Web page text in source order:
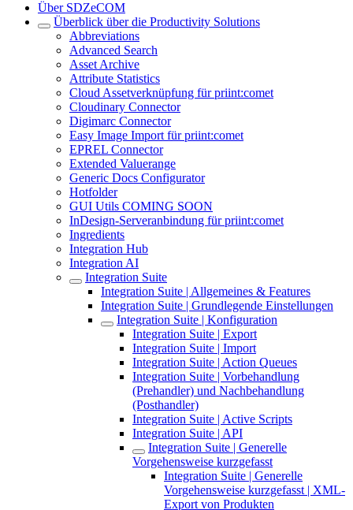
Über SDZeCOM
Überblick über die Productivity Solutions
Abbreviations
Advanced Search
Asset Archive
Attribute Statistics
Cloud Assetverknüpfung für priint:comet
Cloudinary Connector
Digimarc Connector
Easy Image Import für priint:comet
EPREL Connector
Extended Valuerange
Generic Docs Configurator
Hotfolder
GUI Utils COMING SOON
InDesign-Serveranbindung für priint:comet
Ingredients
Integration Hub
Integration AI
Integration Suite
Integration Suite | Allgemeines & Features
Integration Suite | Grundlegende Einstellungen
Integration Suite | Konfiguration
Integration Suite | Export
Integration Suite | Import
Integration Suite | Action Queues
Integration Suite | Vorbehandlung
(Prehandler) und Nachbehandlung
(Posthandler)
Integration Suite | Active Scripts
Integration Suite | API
Integration Suite | Generelle
Vorgehensweise kurzgefasst
Integration Suite | Generelle
Vorgehensweise kurzgefasst | XML-
Export von Produkten